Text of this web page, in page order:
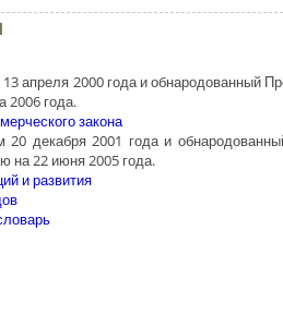
апреля 2000 года и обнародованный
2006 года.
закона
декабря 2001 года и
на 22 июня 2005 года.
и развития